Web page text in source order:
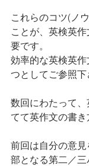
これらのコツ(ノ
ことが、英検英
要です。
効率的な英検英
つとしてご参照下
数回にわたって
てて英作文の書き
前回は自分の意
部となる第二／